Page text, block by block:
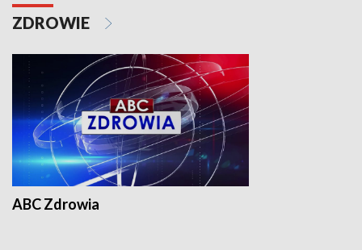
ZDROWIE
ABC Zdrowia